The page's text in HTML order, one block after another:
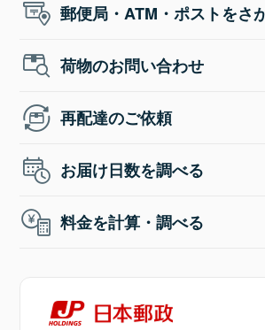
郵便局・ATM・ポストをさ
荷物のお問い合わせ
再配達のご依頼
お届け日数を調べる
料金を計算・調べる